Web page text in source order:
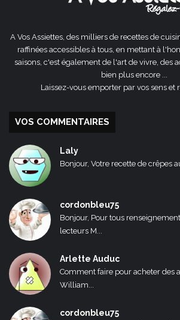
A Vos Assiettes, des milliers de recettes de
raffinées accessibles à tous, en mettant à
saisons, c'est également de l'art de vivre, des
bien plus encore ...
Laissez-vous emporter par vos sens et
VOS COMMENTAIRES
Laly
Bonjour, Votre recette de crêpes
cordonbleu75
Bonjour, Pour tous
lecteurs M...
Arlette Auduc
Comment faire pour acheter des
William...
cordonbleu75